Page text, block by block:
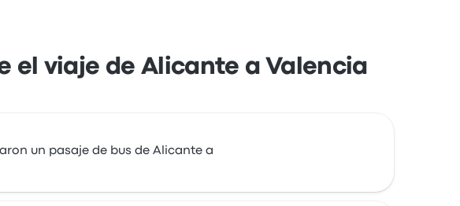
el viaje de Alicante a Valencia
un pasaje de bus de Alicante a